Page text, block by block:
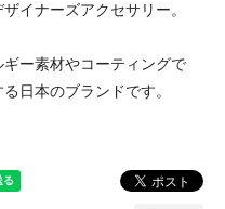
イナーズアクセサリー。
ー素材やコーティングで
日本のブランドです。